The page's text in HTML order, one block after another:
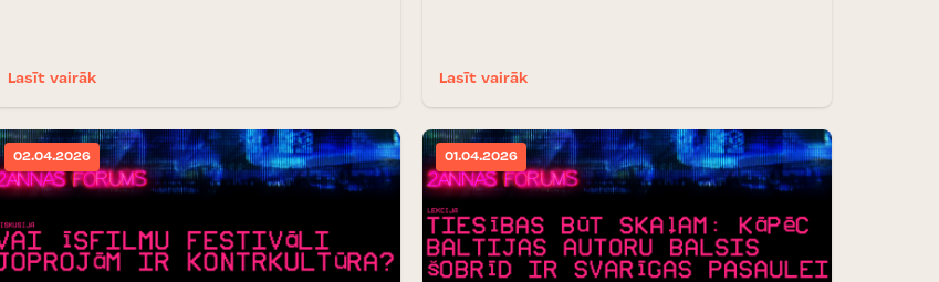
Lasīt vairāk Lasīt vairāk
02.04.2026 01.04.2026